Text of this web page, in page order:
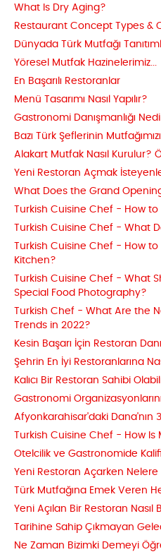
What Is Dry Aging?
Restaurant Concept Types &
Dünyada Türk Mutfağı
Yöresel Mutfak Hazinelerimiz...
En Başarılı Restoranlar
Menü Tasarımı Nasıl Yapılır?
Gastronomi Danışmanlığı
Bazı Türk Şeflerinin
Alakart Mutfak Nasıl Kurulur?
Yeni Restoran Açmak
What Does the Grand
Turkish Cuisine Chef - How
Turkish Cuisine Chef - What
Turkish Cuisine Chef - How
Kitchen?
Turkish Cuisine Chef - What
Special Food Photography?
Turkish Chef - What Are the
Trends in 2022?
Kesin Başarı İçin Restoran
Şehrin En İyi Restoranlarına
Kalıcı Bir Restoran Sahibi
Gastronomi
Afyonkarahisar'daki Dana'nın
Turkish Cuisine Chef - How
Otelcilik ve Gastronomide
Yeni Restoran Açarken
Türk Mutfağına Emek Veren
Yeni Açılan Bir Restoran Nasıl
Tarihine Sahip Çıkmayan
Ne Zaman Bizimki Demeyi